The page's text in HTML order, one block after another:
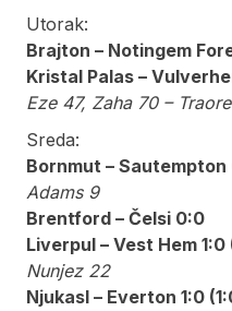
Utorak:
Brajton – Notingem
Kristal Palas –
Eze 47, Zaha 70 –
Sreda:
Bornmut – Sautempton
Adams 9
Brentford – Čelsi 0:0
Liverpul – Vest Hem 1:0
Nunjez 22
Njukasl – Everton 1:0